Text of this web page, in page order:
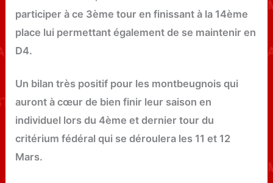
participer à ce 3ème tour en finissant à la 14ème
place lui permettant également de se maintenir en
D4.
Un bilan très positif pour les montbeugnois qui
auront à cœur de bien finir leur saison en
individuel lors du 4ème et dernier tour du
critérium fédéral qui se déroulera les 11 et 12
Mars.